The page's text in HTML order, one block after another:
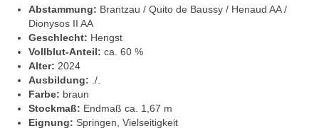
Carolus – Capitol – Roman – Ladykiller xx –
Caletto I u. II – Cor de la Bryère – Consul –
Matador
Sport-Araber in unserer Zucht
basierend auf
Abstammung: Brantzau / Quito de Baussy / Henaud AA /
Dionysos II AA
Geschlecht: Hengst
Vollblut-Anteil: ca. 60 %
Alter: 2024
Ausbildung: ./.
Farbe: braun
Stockmaß: Endmaß ca. 1,67 m
Eignung: Springen, Vielseitigkeit